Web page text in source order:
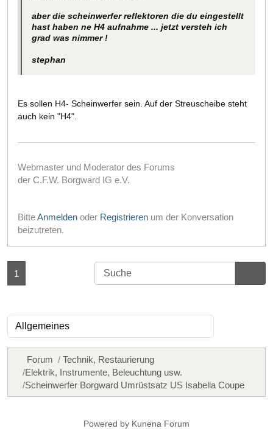
aber die scheinwerfer reflektoren die du eingestellt
hast haben ne H4 aufnahme ... jetzt versteh ich
grad was nimmer !
stephan
Es sollen H4- Scheinwerfer sein. Auf der Streuscheibe steht
auch kein "H4".
Webmaster und Moderator des Forums
der C.F.W. Borgward IG e.V.
BitteAnmelden oder Registrieren um der Konversation
beizutreten.
1
Forum
Technik, Restaurierung
Elektrik, Instrumente, Beleuchtung usw.
Scheinwerfer Borgward Umrüstsatz US Isabella Coupe
Powered by Kunena Forum